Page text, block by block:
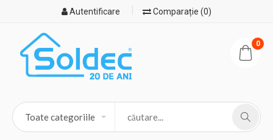
Autentificare Comparație (0)
0